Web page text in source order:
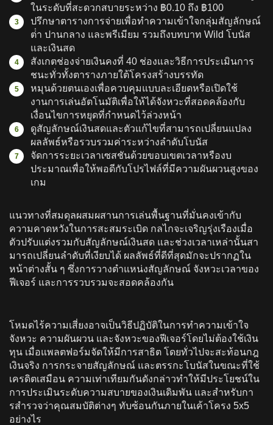
ในระดับที่สะดวกสบายระหว่าง ฿0.10 ถึง ฿100
ปรึกษาตารางการจ่ายเพื่อทําความเข้าใจกลุ่มสัญลักษณ์
ต่ํา ปานกลาง และพรีเมียม รวมถึงบทบาท Wild โบนัส
และเงินสด
สังเกตช่องจ่ายเงินคงที่ 40 ช่องและวิธีการประเมินการ
ชนะทั่วทั้งตารางภายใต้โครงสร้างบรรทัด
หมุนด้วยตนเองเพื่อควบคุมแบบละเอียดหรือเปิดใช้
งานการเล่นอัตโนมัติเพื่อให้ได้จังหวะที่สอดคล้องกับ
เงื่อนไขการหยุดที่กําหนดไว้ล่วงหน้า
ดูสัญลักษณ์เงินสดและตัวแก้ไขที่สามารถเปลี่ยนแปลง
ผลลัพธ์หรือรวบรวมค่าระหว่างลําดับโบนัส
จัดการระยะเวลาเซสชันด้วยขอบเขตเวลาหรืองบ
ประมาณเพื่อให้พอดีกับโปรไฟล์ที่มีความผันผวนสูงของ
เกม
แนวทางที่สมดุลผสมผสานการเล่นพื้นฐานที่มั่นคงเข้ากับ
ความคาดหวังในการสะสมระเบิด กลไกจะเจริญรุ่งเรืองเมื่อ
ตัวปรับแต่งรวมกับสัญลักษณ์เงินสด และช่วงเวลาเหล่านั้นสา
มารถเปลี่ยนลําดับที่เงียบได้ ผลลัพธ์ที่ดีที่สุดมักจะปรากฏใน
หน้าต่างสั้น ๆ ซึ่งการวางตําแหน่งสัญลักษณ์ จังหวะเวลาของ
ฟีเจอร์ และการรวบรวมจะสอดคล้องกัน
โหมดไร้ความเสี่ยงอาจเป็นวิธีปฏิบัติในการทําความเข้าใจ
จังหวะ ความผันผวน และจังหวะของฟีเจอร์โดยไม่ต้องใช้เงิน
ทุน เมื่อแพลตฟอร์มจัดให้มีการสาธิต โดยทั่วไปจะสะท้อนกฎ
เงินจริง การกระจายสัญลักษณ์ และตรรกะโบนัสในขณะที่ใช้
เครดิตเสมือน ความเท่าเทียมกันดังกล่าวทําให้มีประโยชน์ใน
การประเมินระดับความสบายของเงินเดิมพัน และสําหรับกา
รสํารวจว่าคุณสมบัติต่างๆ ทับซ้อนกันภายในเค้าโครง 5x5
อย่างไร